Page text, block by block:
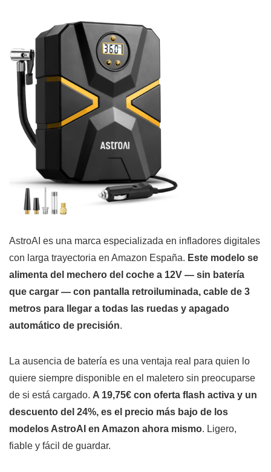
AstroAI es una marca especializada en infladores digitales
con larga trayectoria en Amazon España. Este modelo se
alimenta del mechero del coche a 12V — sin batería
que cargar — con pantalla retroiluminada, cable de 3
metros para llegar a todas las ruedas y apagado
automático de precisión.
La ausencia de batería es una ventaja real para quien lo
quiere siempre disponible en el maletero sin preocuparse
de si está cargado. A 19,75€ con oferta flash activa y un
descuento del 24%, es el precio más bajo de los
modelos AstroAI en Amazon ahora mismo. Ligero,
fiable y fácil de guardar.